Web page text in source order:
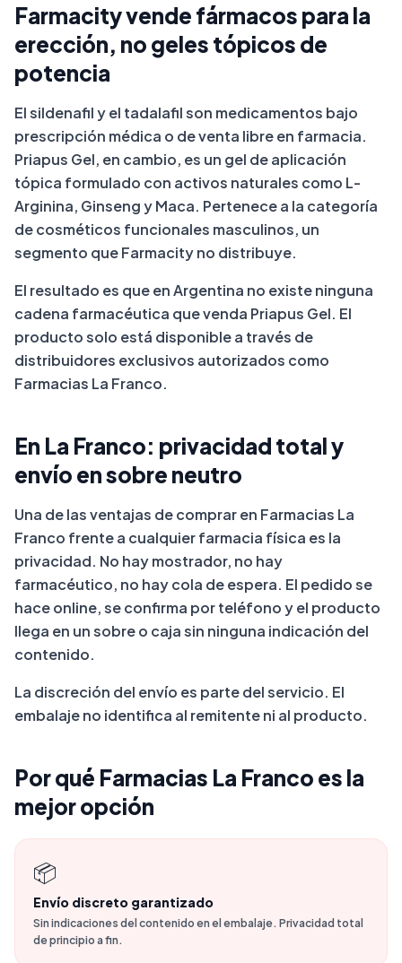
Farmacity vende fármacos para la
erección, no geles tópicos de
potencia
El sildenafil y el tadalafil son medicamentos bajo
prescripción médica o de venta libre en farmacia.
Priapus Gel, en cambio, es un gel de aplicación
tópica formulado con activos naturales como L-
Arginina, Ginseng y Maca. Pertenece a la categoría
de cosméticos funcionales masculinos, un
segmento que Farmacity no distribuye.
El resultado es que en Argentina no existe ninguna
cadena farmacéutica que venda Priapus Gel. El
producto solo está disponible a través de
distribuidores exclusivos autorizados como
Farmacias La Franco.
En La Franco: privacidad total y
envío en sobre neutro
Una de las ventajas de comprar en Farmacias La
Franco frente a cualquier farmacia física es la
privacidad. No hay mostrador, no hay
farmacéutico, no hay cola de espera. El pedido se
hace online, se confirma por teléfono y el producto
llega en un sobre o caja sin ninguna indicación del
contenido.
La discreción del envío es parte del servicio. El
embalaje no identifica al remitente ni al producto.
Por qué Farmacias La Franco es la
mejor opción
📦
Envío discreto garantizado
Sin indicaciones del contenido en el embalaje. Privacidad total
de principio a fin.